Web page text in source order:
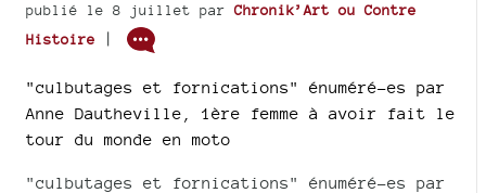
publié le 8 juillet parChronik’Art ou Contre
Histoire
|
"culbutages et fornications" énuméré-es par
Anne Dautheville, 1ère femme à avoir fait le
tour du monde en moto
"culbutages et fornications" énuméré-es par